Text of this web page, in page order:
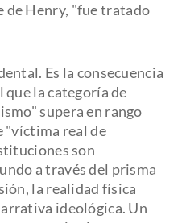
de Henry, "fue tratado
Es la consecuencia
que la categoría de
supera en rango
"víctima real de
son
a través del prisma
la realidad física
ideológica. Un